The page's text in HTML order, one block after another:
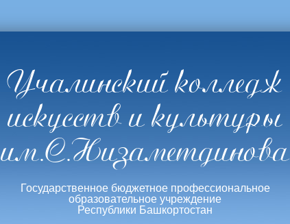
Учалинский колледж
искусств и культуры
им.С.Низаметдинова
Государственное бюджетное профессиональное
образовательное учреждение
Республики Башкортостан